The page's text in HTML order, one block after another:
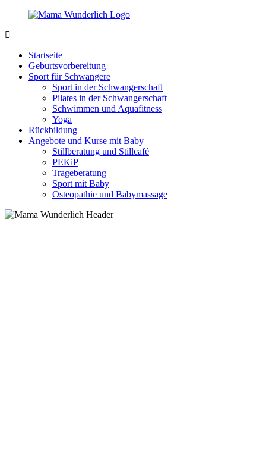
Zurück
Inhalt
sein
wunderbar!
Startseite
Geburtsvorbereitung
Sport für Schwangere
Sport in der Schwangerschaft
Pilates in der Schwangerschaft
Schwimmen und Aquafitness
Yoga
Rückbildung
Angebote und Kurse mit Baby
Stillberatung und Stillcafé
PEKiP
Trageberatung
Sport mit Baby
Osteopathie und Babymassage